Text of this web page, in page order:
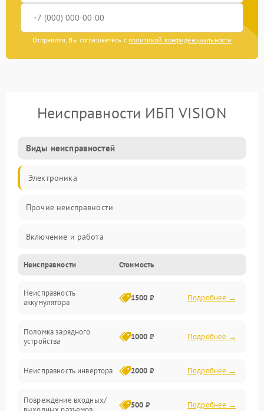
Отправляя, Вы соглашаетесь с политикой конфиденциальности
Неисправности ИБП VISION
Виды неисправностей
Электроника
Прочие неисправности
Включение и работа
Работа с нагрузкой
Звук и индикация
Неисправности Стоимость
Неисправность
аккумулятора
1500 ₽ Подробнее →
Поломка зарядного
устройства
1000 ₽ Подробнее →
Неисправность инвертора 2000 ₽ Подробнее →
Повреждение входных/
500 ₽ Подробнее →